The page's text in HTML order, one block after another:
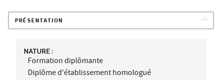
PRÉSENTATION
NATURE :
Formation diplômante
Diplôme d'établissement homologué